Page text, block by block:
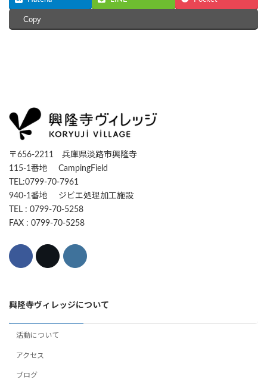
Copy
〒656-2211 兵庫県淡路市興隆寺
115-1番地 CampingField
TEL:0799-70-7961
940-1番地 ジビエ処理加工施設
TEL : 0799-70-5258
FAX : 0799-70-5258
興隆寺ヴィレッジについて
活動について
アクセス
ブログ